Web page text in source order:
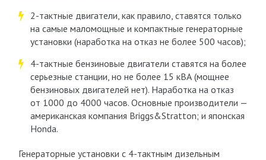
2-тактные двигатели, как правило, ставятся только
на самые маломощные и компактные генераторные
установки (наработка на отказ не более 500 часов);
4-тактные бензиновые двигатели ставятся на более
серьезные станции, но не более 15 кВА (мощнее
бензиновых двигателей нет). Наработка на отказ
от 1000 до 4000 часов. Основные производители —
американская компания Briggs&Stratton; и японская
Honda.
Генераторные установки с 4-тактным дизельным